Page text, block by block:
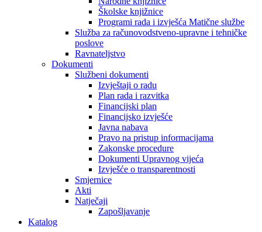
Školske knjižnice
Programi rada i izvješća Matične službe
Služba za računovodstveno-upravne i tehničke
poslove
Ravnateljstvo
Dokumenti
Službeni dokumenti
Izvještaji o radu
Plan rada i razvitka
Financijski plan
Financijsko izvješće
Javna nabava
Pravo na pristup informacijama
Zakonske procedure
Dokumenti Upravnog vijeća
Izvješće o transparentnosti
Smjernice
Akti
Natječaji
Zapošljavanje
Katalog